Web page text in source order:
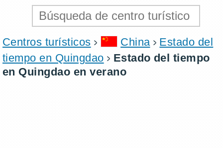
Centros turísticos China
Estado del
tiempo en Quingdao
Estado del tiempo
en Quingdao en verano